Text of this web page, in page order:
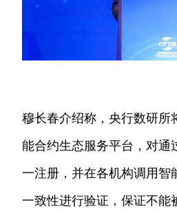
穆长春介绍称，央行数研所
能合约生态服务平台，对通
一注册，并在各机构调用智
一致性进行验证，保证不能